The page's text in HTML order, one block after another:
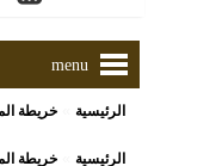
menu
الرئيسية خريطة
الرئيسية خريطة